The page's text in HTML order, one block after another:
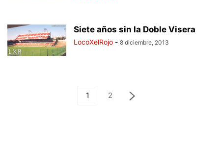
Siete años sin la Doble Visera
LocoXelRojo - 8 diciembre, 2013
1 2